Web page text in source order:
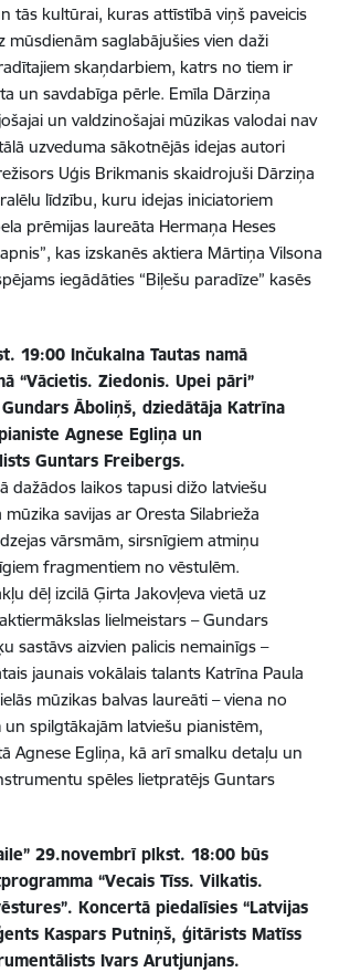
tās kultūrai, kuras attīstībā viņš paveicis
mūsdienām saglabājušies vien daži
skaņdarbiem, katrs no tiem ir
un savdabīga pērle. Emīla Dārziņa
un valdzinošajai mūzikas valodai nav
uzveduma sākotnējās idejas autori
Uģis Brikmanis skaidrojuši Dārziņa
līdzību, kuru idejas iniciatoriem
prēmijas laureāta Hermaņa Heses
kas izskanēs aktiera Mārtiņa Vilsona
iegādāties “Biļešu paradīze” kasēs
19:00 Inčukalna Tautas namā
“Vācietis. Ziedonis. Upei pāri”
Āboliņš, dziedātāja Katrīna
Agnese Egliņa un
Guntars Freibergs.
dažādos laikos tapusi dižo latviešu
savijas ar Oresta Silabrieža
vārsmām, sirsnīgiem atmiņu
fragmentiem no vēstulēm.
dēļ izcilā Ģirta Jakovļeva vietā uz
lielmeistars – Gundars
sastāvs aizvien palicis nemainīgs –
jaunais vokālais talants Katrīna Paula
mūzikas balvas laureāti – viena no
spilgtākajām latviešu pianistēm,
Agnese Egliņa, kā arī smalku detaļu un
spēles lietpratējs Guntars
29.novembrī plkst. 18:00 būs
“Vecais Tīss. Vilkatis.
Koncertā piedalīsies “Latvijas
Kaspars Putniņš, ģitārists Matīss
Ivars Arutjunjans.